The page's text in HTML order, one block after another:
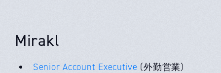
Mirakl
Senior Account Executive (外勤営業)